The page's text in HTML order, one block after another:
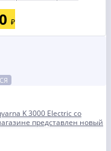
₽
K 3000 Electric со
представлен новый